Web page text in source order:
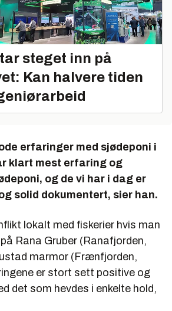
steget inn på
Kan halvere tiden
erfaringer med sjødeponi i
klart mest erfaring og
og de vi har i dag er
solid dokumentert, sier han.
lokalt med fiskerier hvis man
Rana Gruber (Ranafjorden,
marmor (Frænfjorden,
er stort sett positive og
det som hevdes i enkelte hold,